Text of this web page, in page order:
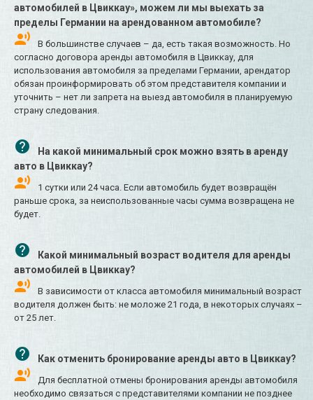
автомобилей в Цвиккау», можем ли мы выехать за
пределы Германии на арендованном автомобиле?
В большинстве случаев – да, есть такая возможность. Но
согласно договора аренды автомобиля в Цвиккау, для
использования автомобиля за пределами Германии, арендатор
обязан проинформировать об этом представителя компании и
уточнить – нет ли запрета на выезд автомобиля в планируемую
страну следования.
На какой минимальный срок можно взять в аренду
авто в Цвиккау?
1 сутки или 24 часа. Если автомобиль будет возвращён
раньше срока, за неиспользованные часы сумма возвращена не
будет.
Какой минимальный возраст водителя для аренды
автомобилей в Цвиккау?
В зависимости от класса автомобиля минимальный возраст
водителя должен быть: не моложе 21 года, в некоторых случаях –
от 25 лет.
Как отменить бронирование аренды авто в Цвиккау?
Для бесплатной отмены бронирования аренды автомобиля
необходимо связаться с представителями компании не позднее